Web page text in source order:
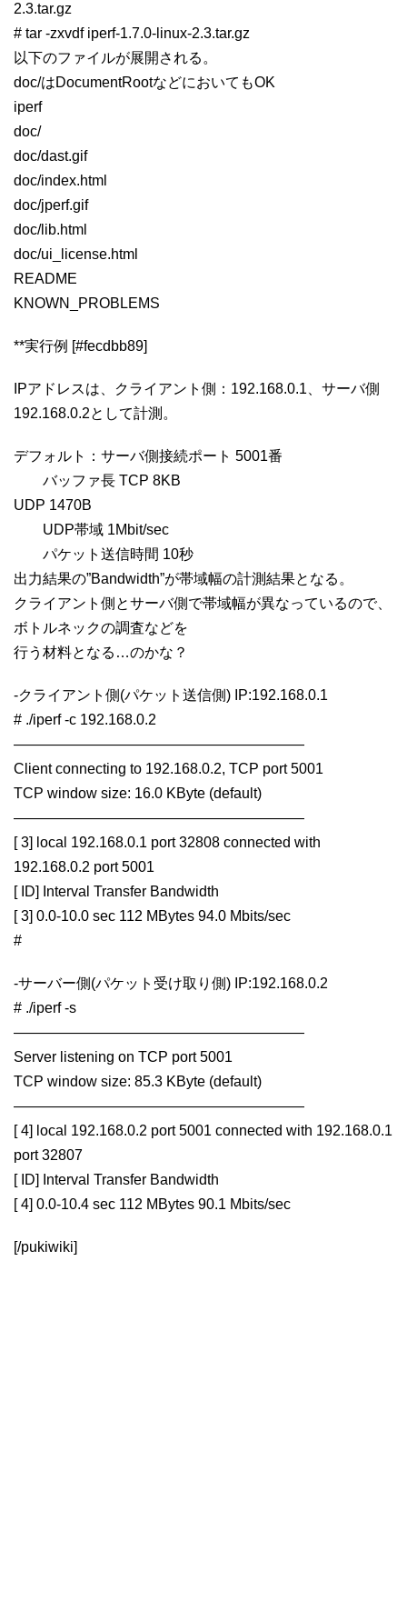
2.3.tar.gz
# tar -zxvdf iperf-1.7.0-linux-2.3.tar.gz
以下のファイルが展開される。
doc/はDocumentRootなどにおいてもOK
iperf
doc/
doc/dast.gif
doc/index.html
doc/jperf.gif
doc/lib.html
doc/ui_license.html
README
KNOWN_PROBLEMS
**実行例 [#fecdbb89]
IPアドレスは、クライアント側：192.168.0.1、サーバ側
192.168.0.2として計測。
デフォルト：サーバ側接続ポート 5001番
バッファ長 TCP 8KB
UDP 1470B
UDP帯域 1Mbit/sec
パケット送信時間 10秒
出力結果の”Bandwidth”が帯域幅の計測結果となる。
クライアント側とサーバ側で帯域幅が異なっているので、
ボトルネックの調査などを
行う材料となる…のかな？
-クライアント側(パケット送信側) IP:192.168.0.1
# ./iperf -c 192.168.0.2
————————————————————
Client connecting to 192.168.0.2, TCP port 5001
TCP window size: 16.0 KByte (default)
————————————————————
[ 3] local 192.168.0.1 port 32808 connected with
192.168.0.2 port 5001
[ ID] Interval Transfer Bandwidth
[ 3] 0.0-10.0 sec 112 MBytes 94.0 Mbits/sec
#
-サーバー側(パケット受け取り側) IP:192.168.0.2
# ./iperf -s
————————————————————
Server listening on TCP port 5001
TCP window size: 85.3 KByte (default)
————————————————————
[ 4] local 192.168.0.2 port 5001 connected with 192.168.0.1
port 32807
[ ID] Interval Transfer Bandwidth
[ 4] 0.0-10.4 sec 112 MBytes 90.1 Mbits/sec
[/pukiwiki]